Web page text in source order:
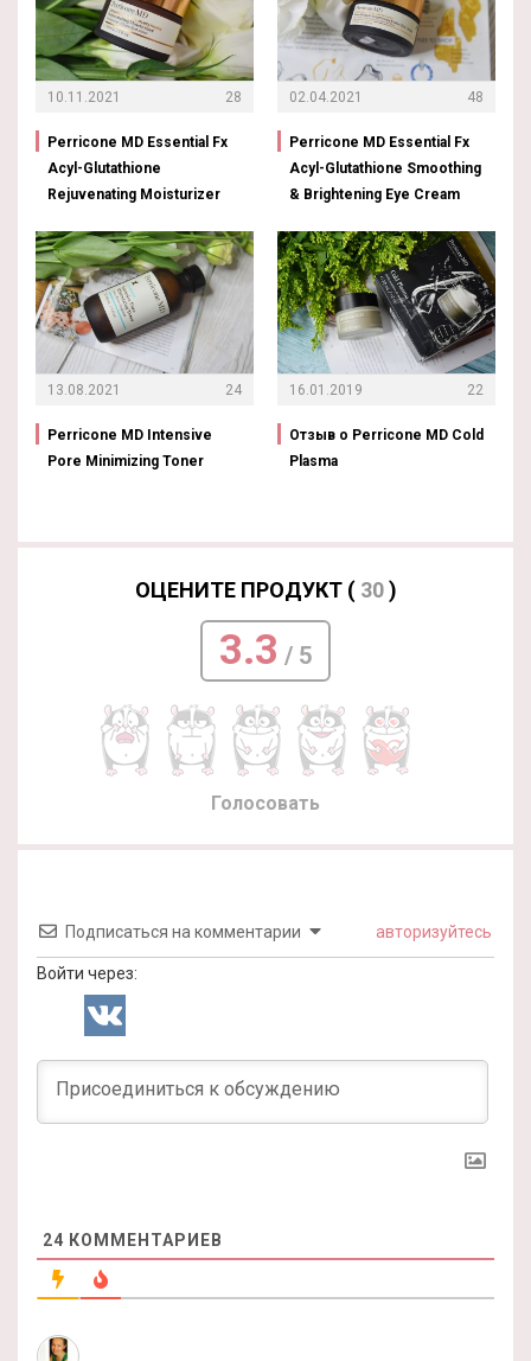
10.11.2021 28
Perricone MD Essential Fx
Acyl-Glutathione
Rejuvenating Moisturizer
13.08.2021 24
Perricone MD Intensive
Pore Minimizing Toner
02.04.2021 48
Perricone MD Essential Fx
Acyl-Glutathione Smoothing
& Brightening Eye Cream
16.01.2019 22
Отзыв о Perricone MD Cold
Plasma
ОЦЕНИТЕ ПРОДУКТ ( 30)
3.3 / 5
Голосовать
Подписаться на комментарии авторизуйтесь
Войти через:
24 КОММЕНТАРИЕВ